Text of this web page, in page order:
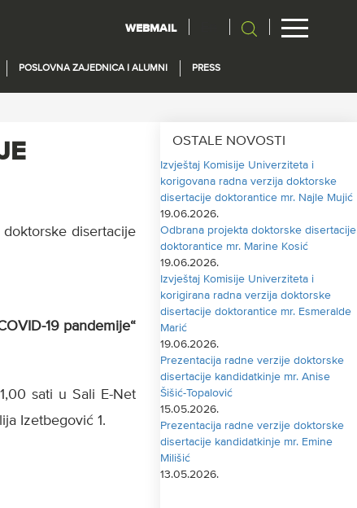
WEBMAIL
POSLOVNA ZAJEDNICA I ALUMNI PRESS
disertacije
19 pandemije“
sati u Sali E-Net
Izetbegović 1.
OSTALE NOVOSTI
Izvještaj Komisije Univerziteta i
korigovana radna verzija doktorske
disertacije doktorantice mr. Najle Mujić
19.06.2026.
Odbrana projekta doktorske disertacije
doktorantice mr. Marine Kosić
19.06.2026.
Izvještaj Komisije Univerziteta i
korigirana radna verzija doktorske
disertacije doktorantice mr. Esmeralde
Marić
19.06.2026.
Prezentacija radne verzije doktorske
disertacije kandidatkinje mr. Anise
Šišić-Topalović
15.05.2026.
Prezentacija radne verzije doktorske
disertacije kandidatkinje mr. Emine
Milišić
13.05.2026.